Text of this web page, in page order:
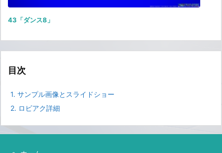
43「ダンス8」
目次
1. サンプル画像とスライドショー
2. ロビアク詳細